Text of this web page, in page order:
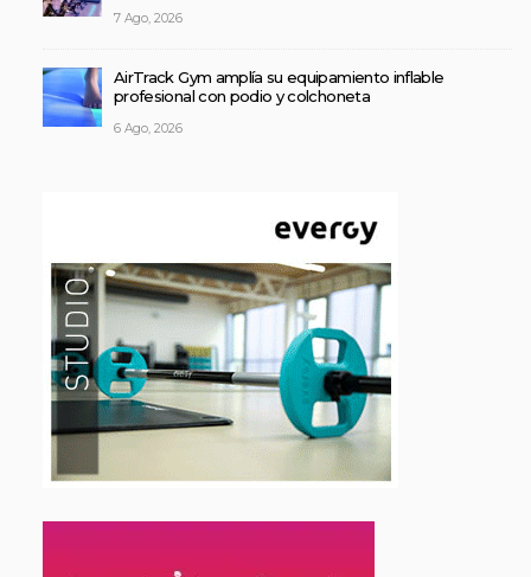
7 Ago, 2026
AirTrack Gym amplía su equipamiento inflable
profesional con podio y colchoneta
6 Ago, 2026